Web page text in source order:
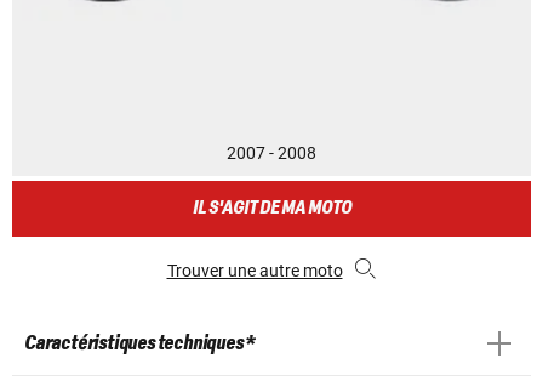
2007 - 2008
IL S'AGIT DE MA MOTO
Trouver une autre moto
Caractéristiques techniques *